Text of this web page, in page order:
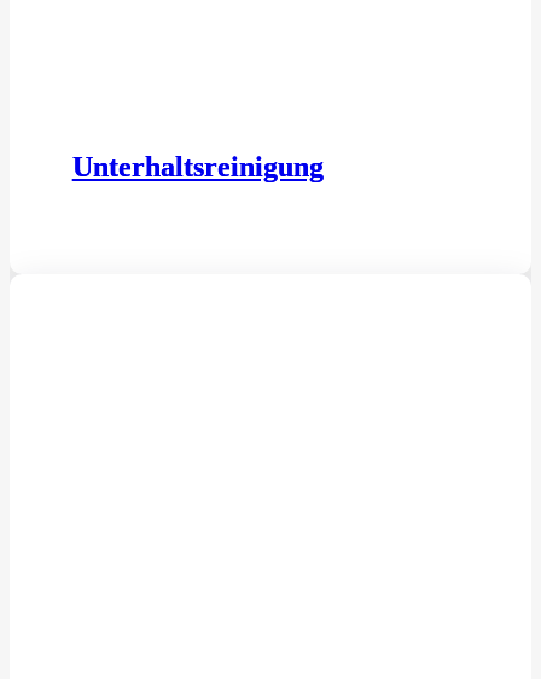
Unterhaltsreinigung